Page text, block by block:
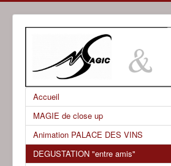
Accueil
MAGIE de close up
Animation PALACE DES VINS
DEGUSTATION "entre amis"